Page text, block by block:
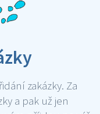
zakázky. Za
a pak už jen